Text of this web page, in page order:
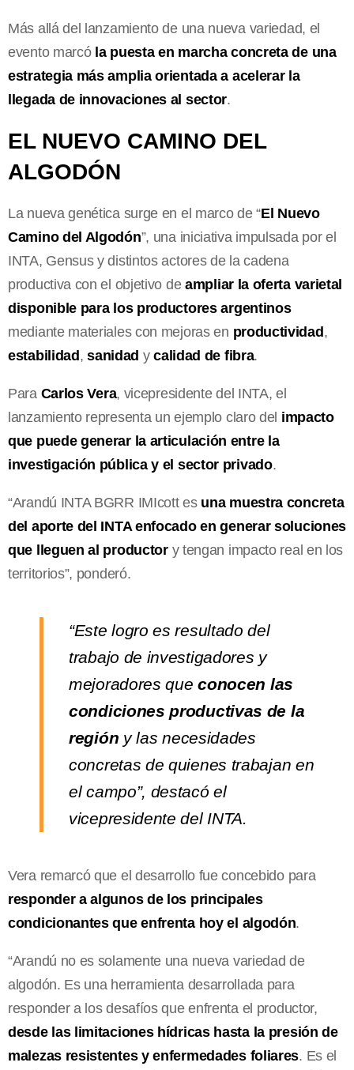
Más allá del lanzamiento de una nueva variedad, el
evento marcó la puesta en marcha concreta de una
estrategia más amplia orientada a acelerar la
llegada de innovaciones al sector.
EL NUEVO CAMINO DEL
ALGODÓN
La nueva genética surge en el marco de “El Nuevo
Camino del Algodón”, una iniciativa impulsada por el
INTA, Gensus y distintos actores de la cadena
productiva con el objetivo de ampliar la oferta varietal
disponible para los productores argentinos
mediante materiales con mejoras en productividad ,
estabilidad ,sanidad ycalidad de fibra.
Para Carlos Vera, vicepresidente del INTA, el
lanzamiento representa un ejemplo claro del impacto
que puede generar la articulación entre la
investigación pública y el sector privado.
“Arandú INTA BGRR IMIcott es una muestra concreta
del aporte del INTA enfocado en generar soluciones
que lleguen al productory tengan impacto real en los
territorios”, ponderó.
“Este logro es resultado del
trabajo de investigadores y
mejoradores queconocen las
condiciones productivas de la
región y las necesidades
concretas de quienes trabajan en
el campo”, destacó el
vicepresidente del INTA.
Vera remarcó que el desarrollo fue concebido para
responder a algunos de los principales
condicionantes que enfrenta hoy el algodón.
“Arandú no es solamente una nueva variedad de
algodón. Es una herramienta desarrollada para
responder a los desafíos que enfrenta el productor,
desde las limitaciones hídricas hasta la presión de
malezas resistentes y enfermedades foliares. Es el